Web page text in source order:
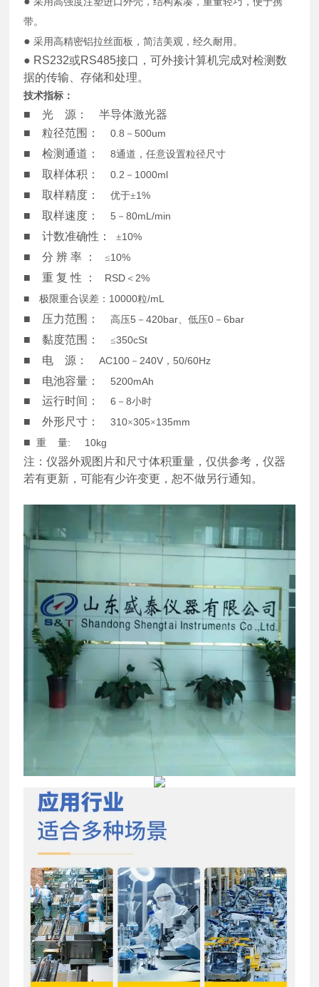
带。
● 采用高精密铝拉丝面板，简洁美观，经久耐用。
● RS232或RS485接口，可外接计算机完成对检测数
据的传输、存储和处理。
技术指标：
■ 光 源：
半导体激光器
■ 粒径范围：
0.8 －500um
■ 检测通道： 8通道，任意设置粒径尺寸
■ 取样体积： 0.2 － 1000ml
■ 取样精度： 优于±1%
■ 取样速度： 5 －80mL/min
■ 计数准确性： ±10%
■ 分 辨 率 ： ≤10%
■ 重 复 性 ： RSD ＜ 2%
■ 极限重合误差： 10000粒/mL
■ 压力范围： 高压5 －420bar 、低压0 －6bar
■ 黏度范围： ≤350cSt
■ 电 源： AC100 － 240V ，50/60Hz
■ 电池容量： 5200mAh
■ 运行时间： 6 －8小时
■ 外形尺寸： 310×305×135mm
■ 重 量: 10kg
注：仪器外观图片和尺寸体积重量，仅供参考，仪器
若有更新，可能有少许变更，恕不做另行通知。